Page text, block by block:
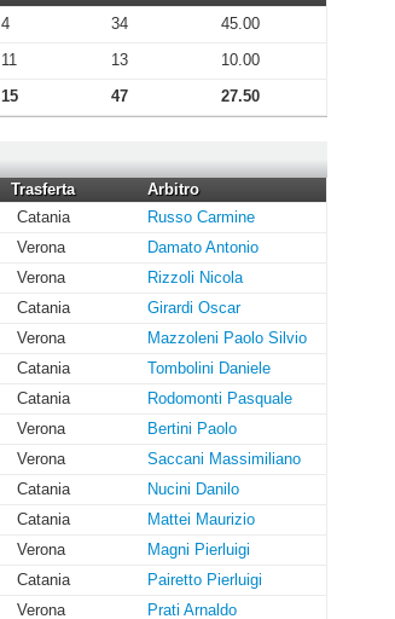
4 34
45.00
11 13
10.00
15 47 27.50
Trasferta
Arbitro
Catania
Russo Carmine
Verona
Damato Antonio
Verona
Rizzoli Nicola
Catania
Girardi Oscar
Verona
Mazzoleni Paolo Silvio
Catania
Tombolini Daniele
Catania
Rodomonti Pasquale
Verona
Bertini Paolo
Verona
Saccani Massimiliano
Catania
Nucini Danilo
Catania
Mattei Maurizio
Verona
Magni Pierluigi
Catania
Pairetto Pierluigi
Verona Prati Arnaldo